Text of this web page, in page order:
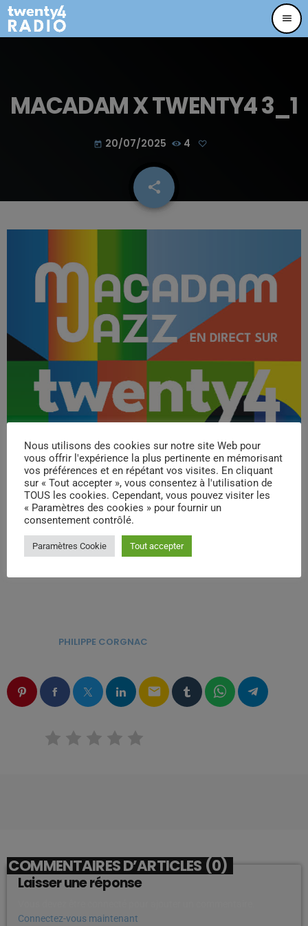
menu
MACADAM X TWENTY4 3_1
today 20/07/2025 4
share
email
PHILIPPE CORGNAC
email
COMMENTAIRES D’ARTICLES (0)
Laisser une réponse
Connectez-vous maintenant
Nous utilisons des cookies sur notre site Web pour
vous offrir l'expérience la plus pertinente en mémorisant
vos préférences et en répétant vos visites. En cliquant
sur « Tout accepter », vous consentez à l'utilisation de
TOUS les cookies. Cependant, vous pouvez visiter les
« Paramètres des cookies » pour fournir un
consentement contrôlé.
Paramètres Cookie Tout accepter